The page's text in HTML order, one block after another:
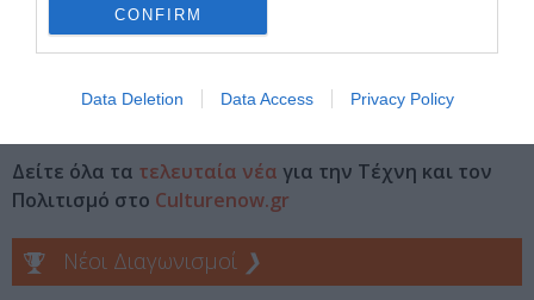
CONFIRM
Data Deletion Data Access Privacy Policy
resrationetwork.gr
Ακολουθήστε το Culturenow.gr στοGoogle News
Δείτε όλα τα τελευταία νέα για την Τέχνη και τον
Πολιτισμό στο Culturenow.gr
Νέοι Διαγωνισμοί ❯